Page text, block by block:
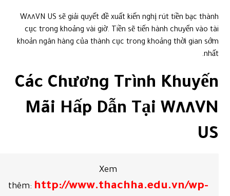
W٨٨VN US sẽ giải quyết đề xuất kiến nghị rút tiền bạc thành
cục trong khoảng vài giờ. Tiền sẽ tiến hành chuyển vào tài
khoản ngân hàng của thành cục trong khoảng thời gian sớm
nhất.
Các Chương Trình Khuyến
Mãi Hấp Dẫn Tại W٨٨VN
US
Xem
thêm: http://www.thachha.edu.vn/wp-